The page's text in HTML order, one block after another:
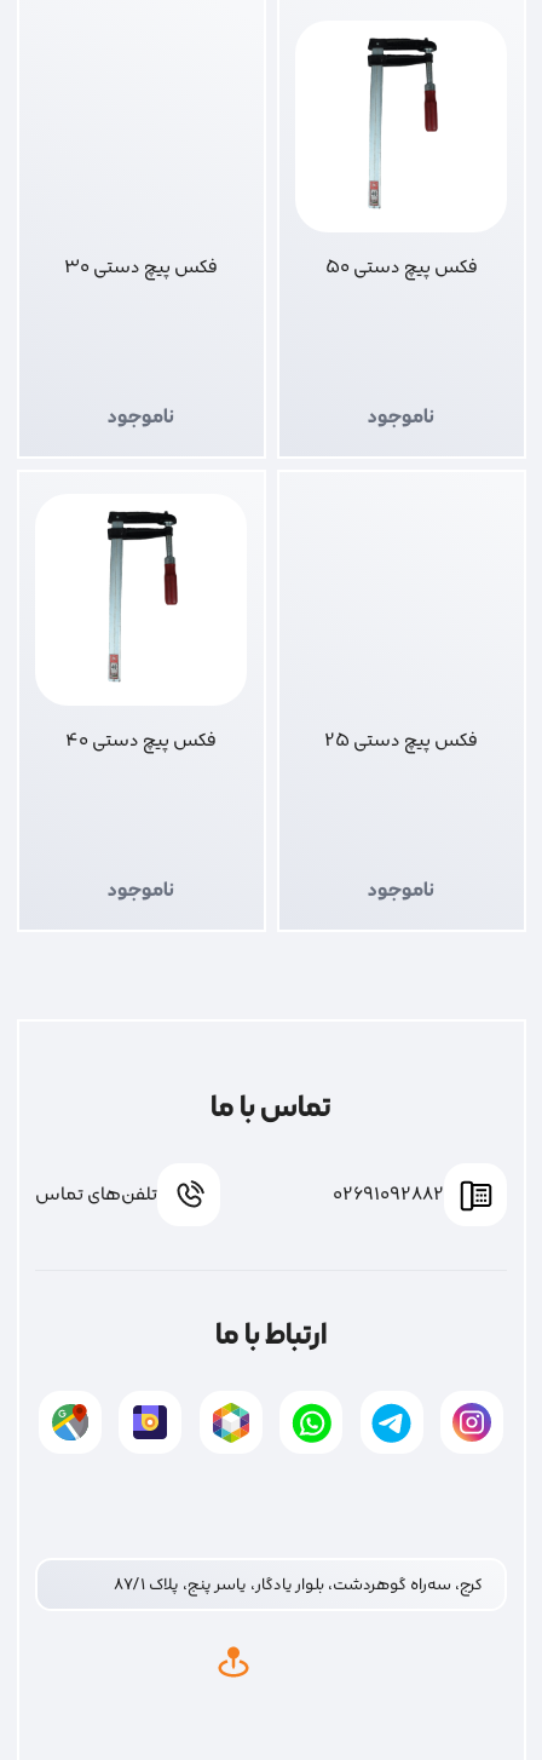
فکس پیچ دستی 50
ناموجود
فکس پیچ دستی 30
ناموجود
فکس پیچ دستی 25
ناموجود
فکس پیچ دستی 40
ناموجود
تماس با ما
02691092882 تلفن‌های تماس
ارتباط با ما
کرج، سه‌راه گوهردشت، بلوار یادگار، یاسر پنج، پلاک ۸۷/۱